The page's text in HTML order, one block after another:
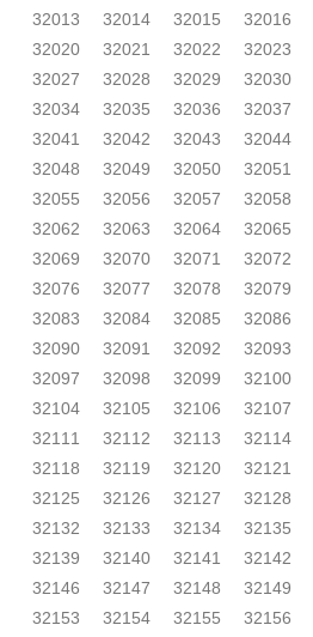
32013
32014 32015 32016
32020
32021 32022 32023
32027
32028 32029 32030
32034
32035 32036 32037
32041
32042 32043 32044
32048
32049 32050 32051
32055
32056 32057 32058
32062
32063 32064 32065
32069
32070 32071 32072
32076
32077 32078 32079
32083
32084 32085 32086
32090
32091 32092 32093
32097
32098 32099 32100
32104
32105 32106 32107
32111
32112 32113 32114
32118
32119 32120 32121
32125
32126 32127 32128
32132
32133 32134 32135
32139
32140 32141 32142
32146
32147 32148 32149
32153
32154 32155 32156